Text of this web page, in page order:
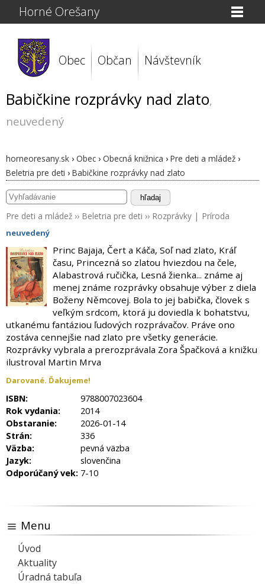
Horné Orešany
Obec Občan Návštevník
Babičkine rozprávky nad zlato,
neuvedený
horneoresany.sk › Obec › Obecná knižnica › Pre deti a mládež ›
Beletria pre deti › Babičkine rozprávky nad zlato
hľadaj
Pre deti a mládež ›› Beletria pre deti ›› Rozprávky | Príroda
neuvedený
Princ Bajaja, Čert a Káča, Soľ nad zlato, Kráľ
času, Princezná so zlatou hviezdou na čele,
Alabastrová ručička, Lesná žienka... známe aj
menej známe rozprávky obsahuje výber z diela
Boženy Němcovej. Bola to jej babička, človek s
veľkým srdcom, ktorá ju doviedla k bohatstvu,
utkanému fantáziou ľudových rozprávačov. Práve ono
zostáva cennejšie nad zlato pre všetky generácie.
Rozprávky vybrala a prerozprávala Zora Špačková a knižku
ilustroval Martin Mrva
Darované. Ďakujeme!
ISBN:
9788007023604
Rok vydania:
2014
Obstaranie:
2026-01-14
Strán:
336
Väzba:
pevná väzba
Jazyk:
slovenčina
Odporúčaný vek: 7-10
Menu
Úvod
Aktuality
Úradná tabuľa